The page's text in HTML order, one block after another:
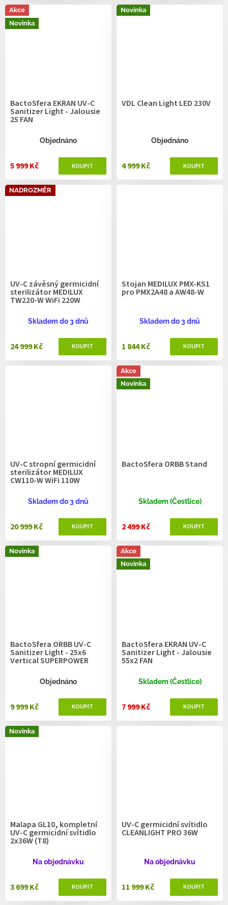
Akce
Novinka
BactoSfera EKRAN UV-C
Sanitizer Light - Jalousie
25 FAN
Objednáno
5 999 Kč
Novinka
VDL Clean Light LED 230V
Objednáno
4 999 Kč
NADROZMĚR
UV-C závěsný germicidní
sterilizátor MEDILUX
TW220-W WiFi 220W
Skladem do 3 dnů
24 999 Kč
Stojan MEDILUX PMX-KS1
pro PMX2A48 a AW48-W
Skladem do 3 dnů
1 844 Kč
UV-C stropní germicidní
sterilizátor MEDILUX
CW110-W WiFi 110W
Skladem do 3 dnů
20 999 Kč
Akce
Novinka
BactoSfera ORBB Stand
Skladem (Čestlice)
2 499 Kč
Novinka
BactoSfera ORBB UV-C
Sanitizer Light - 25х6
Vertical SUPERPOWER
Objednáno
9 999 Kč
Akce
Novinka
BactoSfera EKRAN UV-C
Sanitizer Light - Jalousie
55х2 FAN
Skladem (Čestlice)
7 999 Kč
Novinka
Malapa GL10, kompletní
UV-C germicidní svítidlo
2x36W (T8)
Na objednávku
3 699 Kč
UV-C germicidní svítidlo
CLEANLIGHT PRO 36W
Na objednávku
11 999 Kč